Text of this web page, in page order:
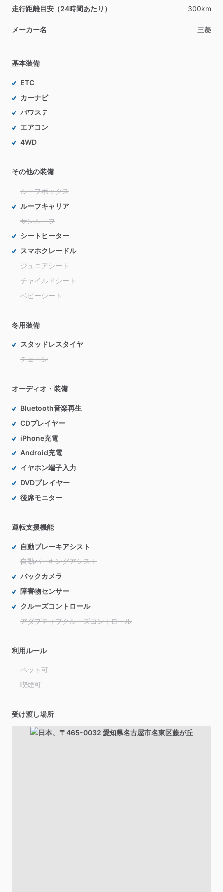
走行距離目安（24時間あたり） 300km
メーカー名 三菱
基本装備
ETC
カーナビ
パワステ
エアコン
4WD
その他の装備
ルーフボックス
ルーフキャリア
サンルーフ
シートヒーター
スマホクレードル
ジュニアシート
チャイルドシート
ベビーシート
冬用装備
スタッドレスタイヤ
チェーン
オーディオ・装備
Bluetooth音楽再生
CDプレイヤー
iPhone充電
Android充電
イヤホン端子入力
DVDプレイヤー
後席モニター
運転支援機能
自動ブレーキアシスト
自動パーキングアシスト
バックカメラ
障害物センサー
クルーズコントロール
アダプティブクルーズコントロール
利用ルール
ペット可
喫煙可
受け渡し場所